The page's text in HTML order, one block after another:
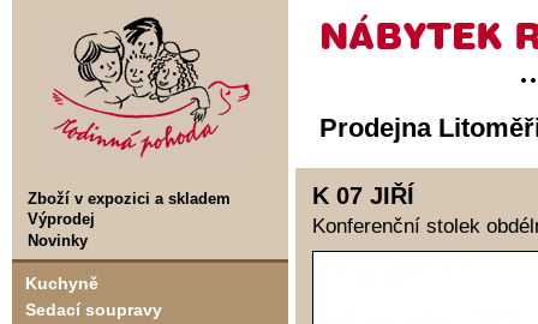
Zboží v expozici a skladem
Výprodej
Novinky
Kuchyně
Sedací soupravy
Prodejna
K 07 JIŘÍ
Konferenční stolek